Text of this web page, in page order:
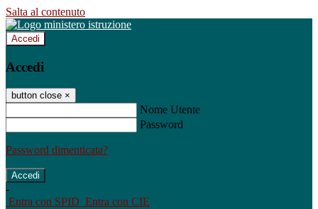
Salta al contenuto
Accedi
Accedi
button close ×
Nome Utente
Password
Password dimenticata?
-
Entra con SPID Entra con CIE